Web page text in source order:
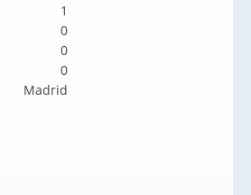
1
0
0
0
Madrid